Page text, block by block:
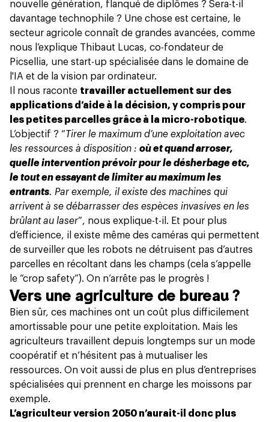
nouvelle génération, flanqué de diplômes ? Sera-t-il
davantage technophile ? Une chose est certaine, le
secteur agricole connaît de grandes avancées, comme
nous l’explique Thibaut Lucas, co-fondateur de
Picsellia, une start-up spécialisée dans le domaine de
l'IA et de la vision par ordinateur.
Il nous raconte travailler actuellement sur des
applications d’aide à la décision, y compris pour
les petites parcelles grâce à la micro-robotique.
L’objectif ? “Tirer le maximum d’une exploitation avec
les ressources à disposition : où et quand arroser,
quelle intervention prévoir pour le désherbage etc,
le tout en essayant de limiter au maximum les
entrants. Par exemple, il existe des machines qui
arrivent à se débarrasser des espèces invasives en les
brûlant au laser”, nous explique-t-il. Et pour plus
d’efficience, il existe même des caméras qui permettent
de surveiller que les robots ne détruisent pas d’autres
parcelles en récoltant dans les champs (cela s’appelle
le “crop safety”). On n’arrête pas le progrès !
Vers une agriculture de bureau ?
Bien sûr, ces machines ont un coût plus difficilement
amortissable pour une petite exploitation. Mais les
agriculteurs travaillent depuis longtemps sur un mode
coopératif et n’hésitent pas à mutualiser les
ressources. On voit aussi de plus en plus d’entreprises
spécialisées qui prennent en charge les moissons par
exemple.
L’agriculteur version 2050 n’aurait-il donc plus